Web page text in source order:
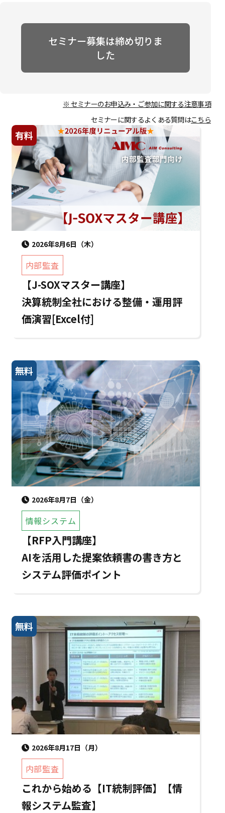
セミナー募集は締め切りま
した
※ セミナーのお申込み・ご参加に関する注意事項
セミナーに関するよくある質問はこちら
有料
2026年8月6日（木）
内部監査
【J-SOXマスター講座】
決算統制全社における整備・運用評
価演習[Excel付]
無料
2026年8月7日（金）
情報システム
【RFP入門講座】
AIを活用した提案依頼書の書き方と
システム評価ポイント
無料
2026年8月17日（月）
内部監査
これから始める【IT統制評価】【情
報システム監査】